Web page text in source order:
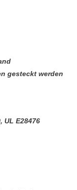
gesteckt werden
UL E28476